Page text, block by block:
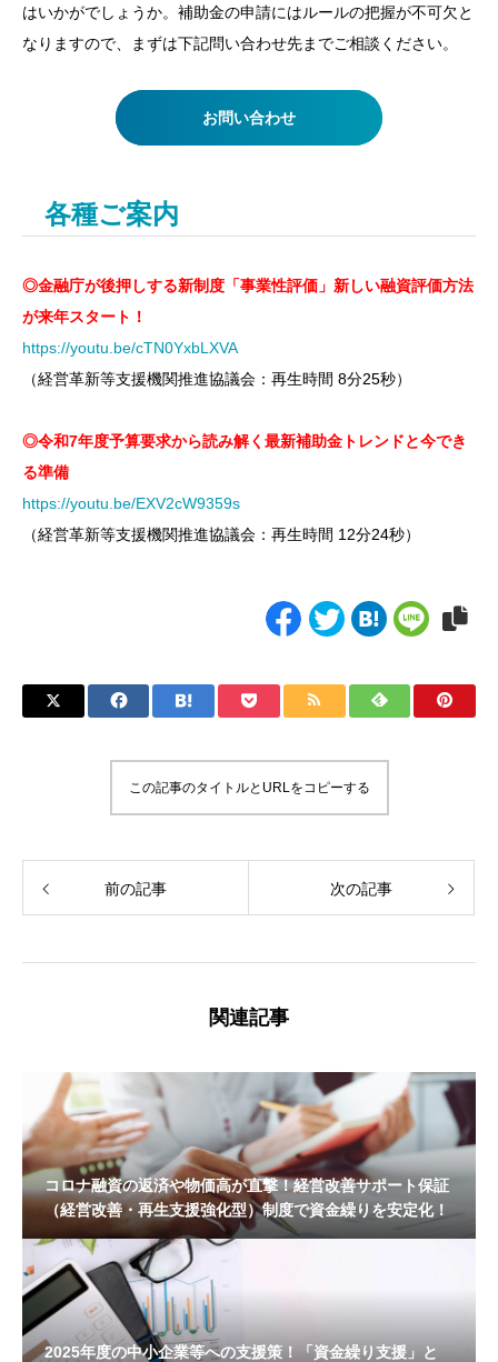
はいかがでしょうか。補助金の申請にはルールの把握が不可欠と
なりますので、まずは下記問い合わせ先までご相談ください。
お問い合わせ
各種ご案内
◎金融庁が後押しする新制度「事業性評価」新しい融資評価方法
が来年スタート！
https://youtu.be/cTN0YxbLXVA
（経営革新等支援機関推進協議会：再生時間 8分25秒）
◎令和7年度予算要求から読み解く最新補助金トレンドと今でき
る準備
https://youtu.be/EXV2cW9359s
（経営革新等支援機関推進協議会：再生時間 12分24秒）
この記事のタイトルとURLをコピーする
前の記事 次の記事
関連記事
コロナ融資の返済や物価高が直撃！経営改善サポート保証
（経営改善・再生支援強化型）制度で資金繰りを安定化！
2025年度の中小企業等への支援策！「資金繰り支援」と